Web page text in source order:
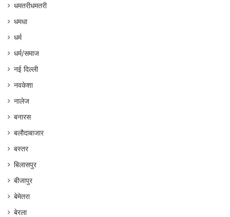
धमतरीधमतरी
धमधा
धर्म
धर्म/समाज
नई दिल्ली
नवकेशा
नालेज
बनारस
बलौदाबाजार
बस्तर
बिलासपुर
बीजापुर
बेमेतरा
बेरला